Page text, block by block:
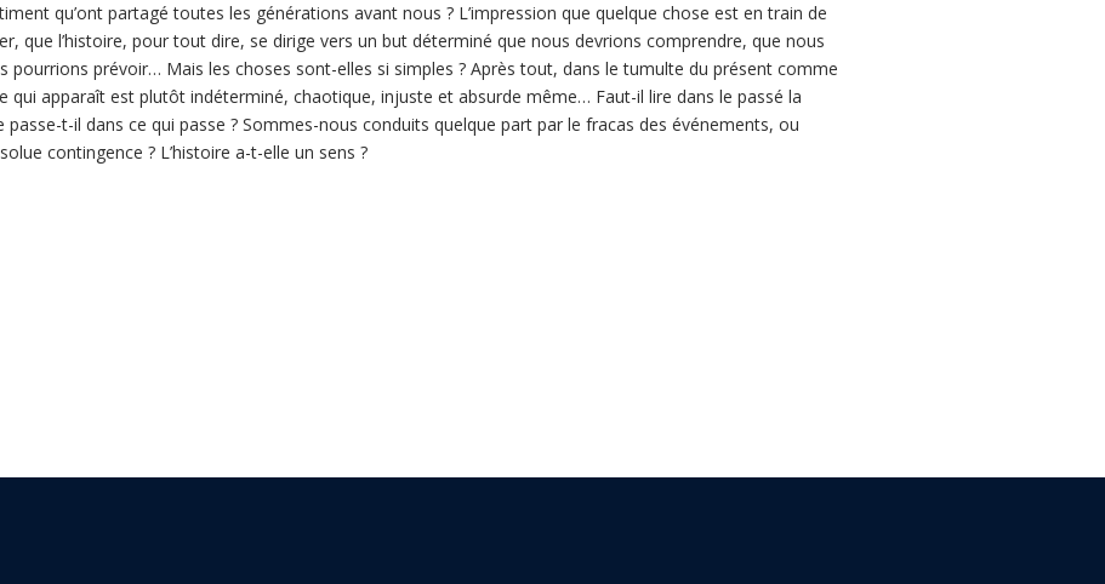
qu’ont partagé toutes les générations avant nous ? L’impression que quelque chose est en train de
que l’histoire, pour tout dire, se dirige vers un but déterminé que nous devrions comprendre, que nous
pourrions prévoir… Mais les choses sont-elles si simples ? Après tout, dans le tumulte du présent comme
qui apparaît est plutôt indéterminé, chaotique, injuste et absurde même… Faut-il lire dans le passé la
passe-t-il dans ce qui passe ? Sommes-nous conduits quelque part par le fracas des événements, ou
contingence ? L’histoire a-t-elle un sens ?